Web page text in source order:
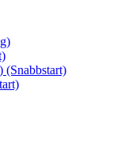
(Snabbstart)